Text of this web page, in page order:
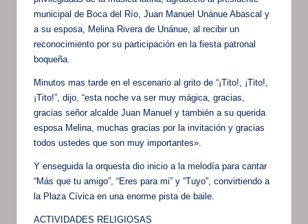
municipal de Boca del Río, Juan Manuel Unánue Abascal y
a su esposa, Melina Rivera de Unánue, al recibir un
reconocimiento por su participación en la fiesta patronal
boqueña.
Minutos mas tarde en el escenario al grito de “¡Tito!, ¡Tito!,
¡Tito!”, dijo, “esta noche va ser muy mágica, gracias,
gracias señor alcalde Juan Manuel y también a su querida
esposa Melina, muchas gracias por la invitación y gracias
todos ustedes que son muy importantes».
Y enseguida la orquesta dio inicio a la melodía para cantar
“Más que tu amigo”, “Eres para mi” y “Tuyo”, convirtiendo a
la Plaza Cívica en una enorme pista de baile.
ACTIVIDADES RELIGIOSAS